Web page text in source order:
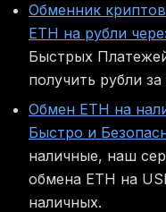
Обменник
ETH на рубли
Быстрых
получить рубли
Обмен ETH на
Быстро и
наличные, наш
обмена ETH на
наличных.